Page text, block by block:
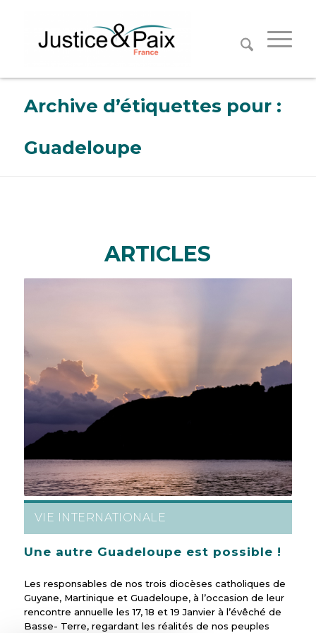
Archive d’étiquettes pour :
Guadeloupe
ARTICLES
VIE INTERNATIONALE
Une autre Guadeloupe est possible !
Les responsables de nos trois diocèses catholiques de
Guyane, Martinique et Guadeloupe, à l’occasion de leur
rencontre annuelle les 17, 18 et 19 Janvier à l’évêché de
Basse- Terre, regardant les réalités de nos peuples